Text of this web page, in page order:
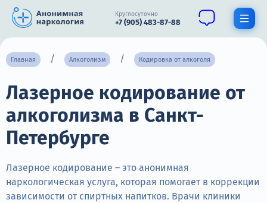
Круглосуточно
+7 (905) 483-87-88
О нас
Наркомания
Алкоголизм
Нарколог
Стационар
Главная Алкоголизм Кодировка от алкоголя
Лазерное кодирование от
алкоголизма в Санкт-
Петербурге
Лазерное кодирование – это анонимная
наркологическая услуга, которая помогает в коррекции
зависимости от спиртных напитков. Врачи клиники